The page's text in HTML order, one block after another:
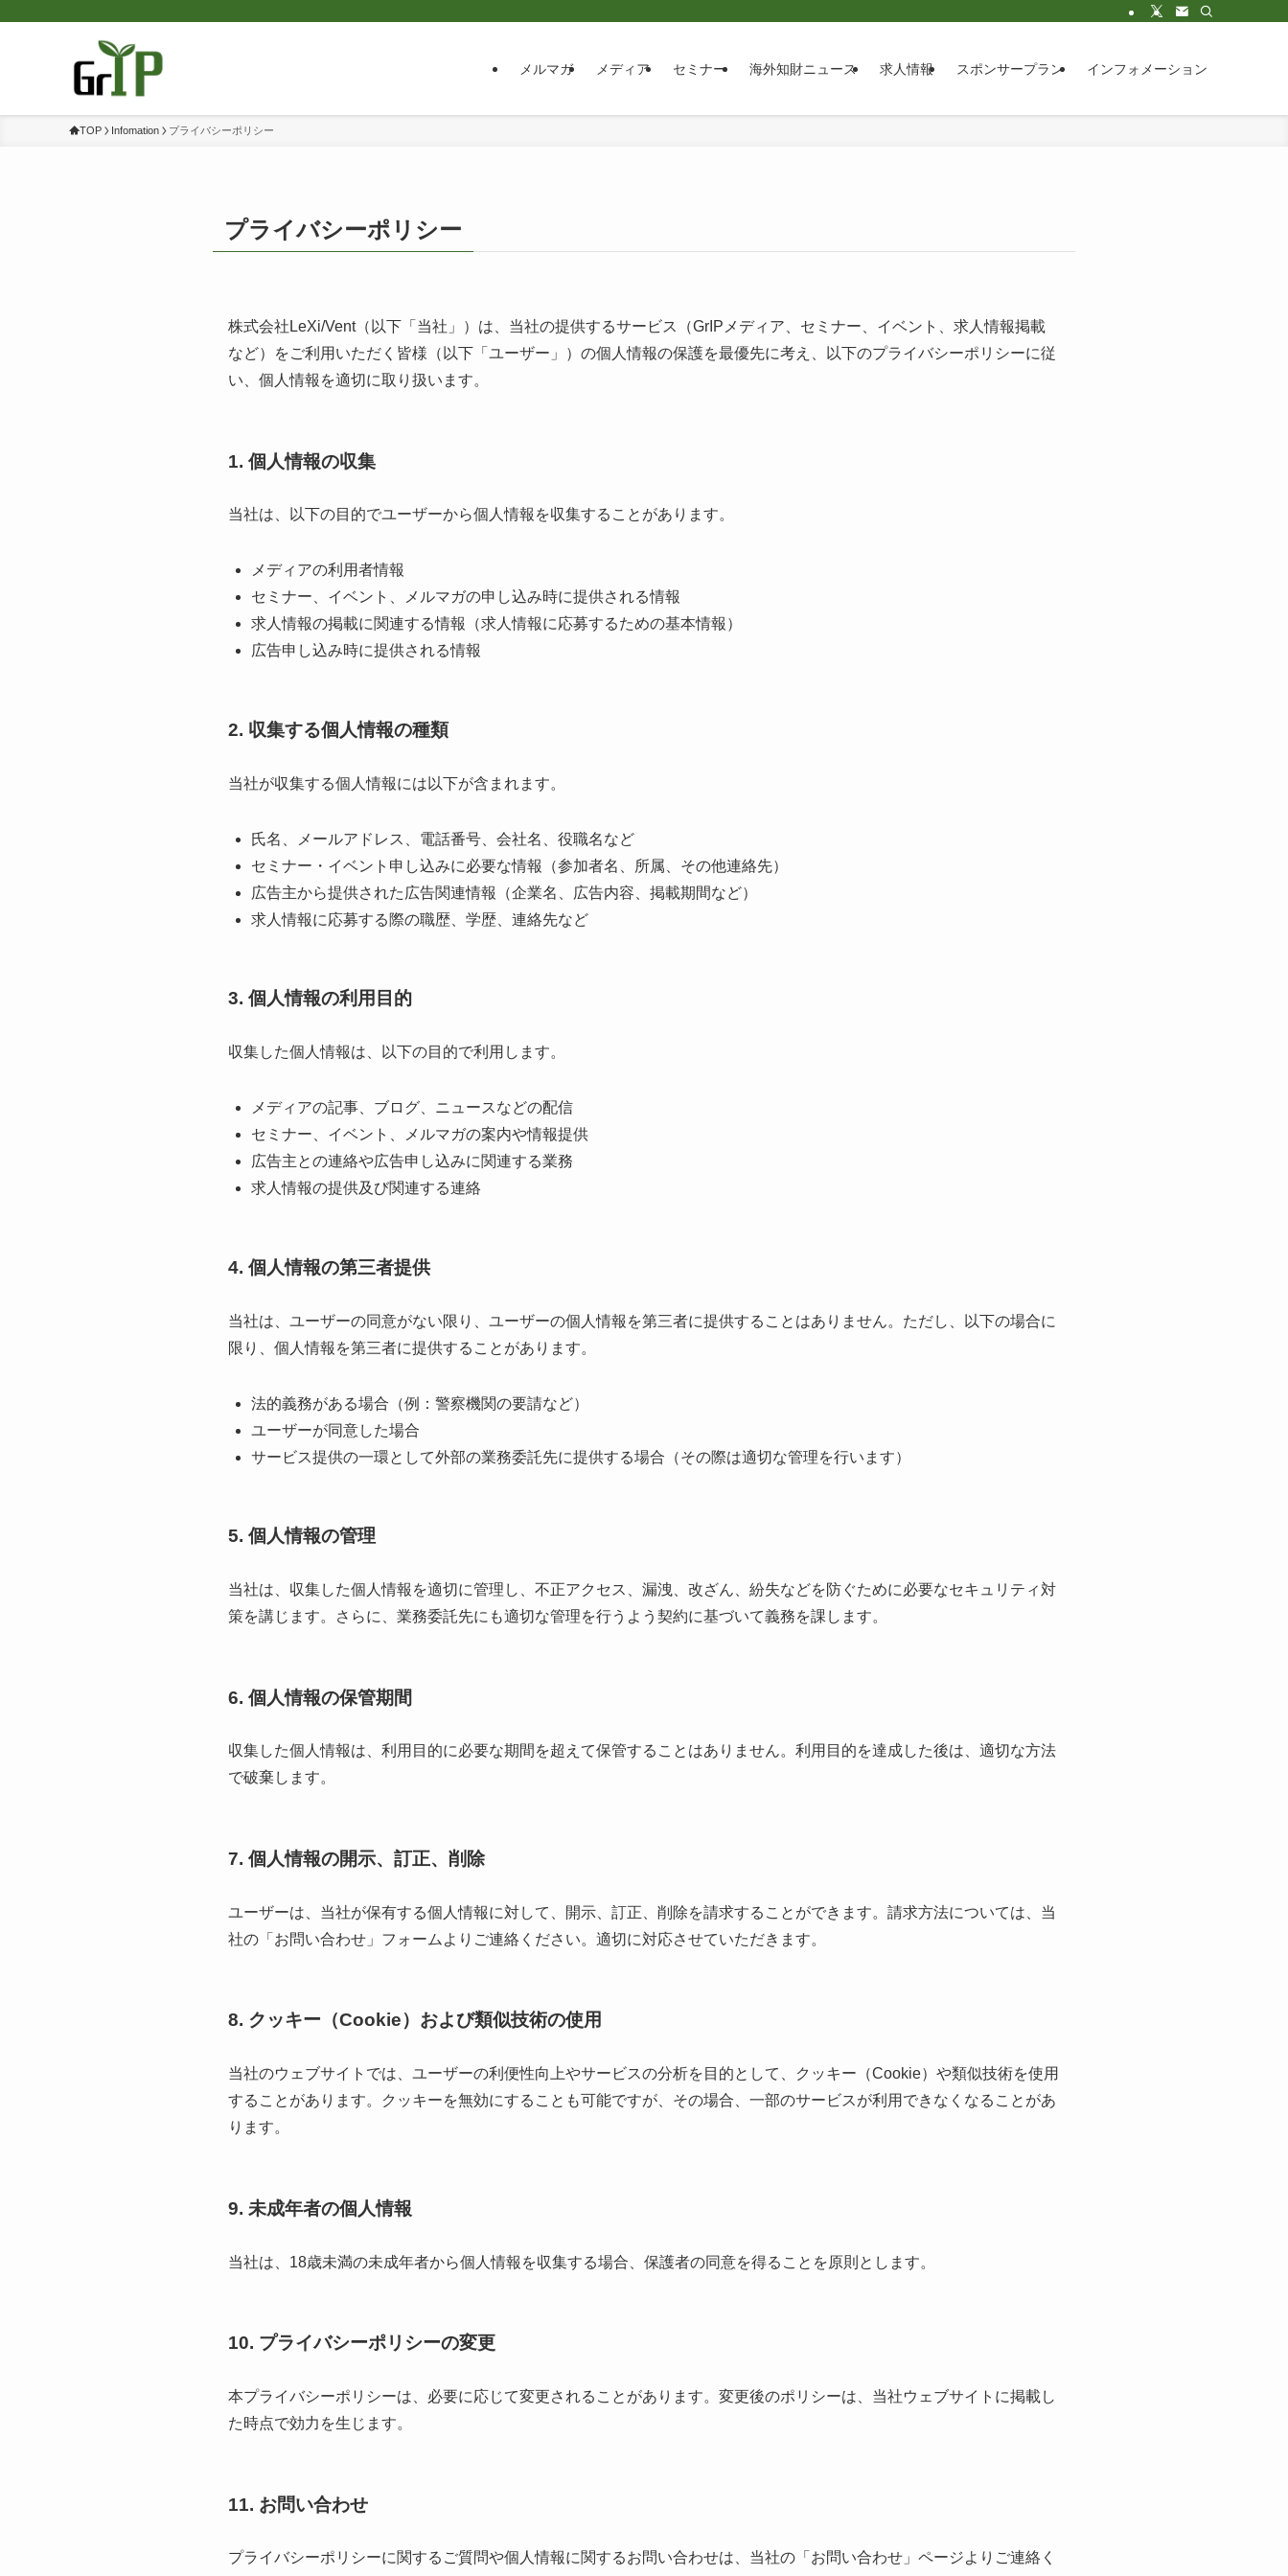
メルマガ メディア セミナー 海外知財ニュース 求人情報 スポンサープラン インフォメーション
TOP Infomation プライバシーポリシー
プライバシーポリシー
株式会社LeXi/Vent（以下「当社」）は、当社の提供するサービス（GrIPメディア、セミナー、イベント、求人情報掲載
など）をご利用いただく皆様（以下「ユーザー」）の個人情報の保護を最優先に考え、以下のプライバシーポリシーに従
い、個人情報を適切に取り扱います。
1. 個人情報の収集
当社は、以下の目的でユーザーから個人情報を収集することがあります。
メディアの利用者情報
セミナー、イベント、メルマガの申し込み時に提供される情報
求人情報の掲載に関連する情報（求人情報に応募するための基本情報）
広告申し込み時に提供される情報
2. 収集する個人情報の種類
当社が収集する個人情報には以下が含まれます。
氏名、メールアドレス、電話番号、会社名、役職名など
セミナー・イベント申し込みに必要な情報（参加者名、所属、その他連絡先）
広告主から提供された広告関連情報（企業名、広告内容、掲載期間など）
求人情報に応募する際の職歴、学歴、連絡先など
3. 個人情報の利用目的
収集した個人情報は、以下の目的で利用します。
メディアの記事、ブログ、ニュースなどの配信
セミナー、イベント、メルマガの案内や情報提供
広告主との連絡や広告申し込みに関連する業務
求人情報の提供及び関連する連絡
4. 個人情報の第三者提供
当社は、ユーザーの同意がない限り、ユーザーの個人情報を第三者に提供することはありません。ただし、以下の場合に
限り、個人情報を第三者に提供することがあります。
法的義務がある場合（例：警察機関の要請など）
ユーザーが同意した場合
サービス提供の一環として外部の業務委託先に提供する場合（その際は適切な管理を行います）
5. 個人情報の管理
当社は、収集した個人情報を適切に管理し、不正アクセス、漏洩、改ざん、紛失などを防ぐために必要なセキュリティ対
策を講じます。さらに、業務委託先にも適切な管理を行うよう契約に基づいて義務を課します。
6. 個人情報の保管期間
収集した個人情報は、利用目的に必要な期間を超えて保管することはありません。利用目的を達成した後は、適切な方法
で破棄します。
7. 個人情報の開示、訂正、削除
ユーザーは、当社が保有する個人情報に対して、開示、訂正、削除を請求することができます。請求方法については、当
社の「お問い合わせ」フォームよりご連絡ください。適切に対応させていただきます。
8. クッキー（Cookie）および類似技術の使用
当社のウェブサイトでは、ユーザーの利便性向上やサービスの分析を目的として、クッキー（Cookie）や類似技術を使用
することがあります。クッキーを無効にすることも可能ですが、その場合、一部のサービスが利用できなくなることがあ
ります。
9. 未成年者の個人情報
当社は、18歳未満の未成年者から個人情報を収集する場合、保護者の同意を得ることを原則とします。
10. プライバシーポリシーの変更
本プライバシーポリシーは、必要に応じて変更されることがあります。変更後のポリシーは、当社ウェブサイトに掲載し
た時点で効力を生じます。
11. お問い合わせ
プライバシーポリシーに関するご質問や個人情報に関するお問い合わせは、当社の「お問い合わせ」ページよりご連絡く